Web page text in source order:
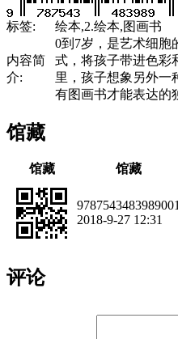
标签: 绘本,2.绘本,图画书
内容简
介:
0到7岁，是艺术细胞
式，将孩子带进色彩
里，孩子想象另外
有图画书才能表达的
馆藏
馆藏 馆藏
2018-9-27 12:31
评论